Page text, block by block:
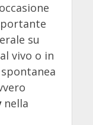
su
vivo o in
nella